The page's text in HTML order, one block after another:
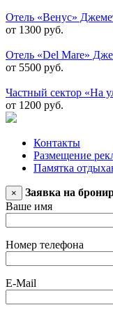
Отель «Венус»
от 1300 руб.
Отель «Del Mare»
от 5500 руб.
Частный сектор «На
от 1200 руб.
Контакты
Размещение
Памятка
×
Заявка на
Ваше имя
Номер телефона
E-Mail